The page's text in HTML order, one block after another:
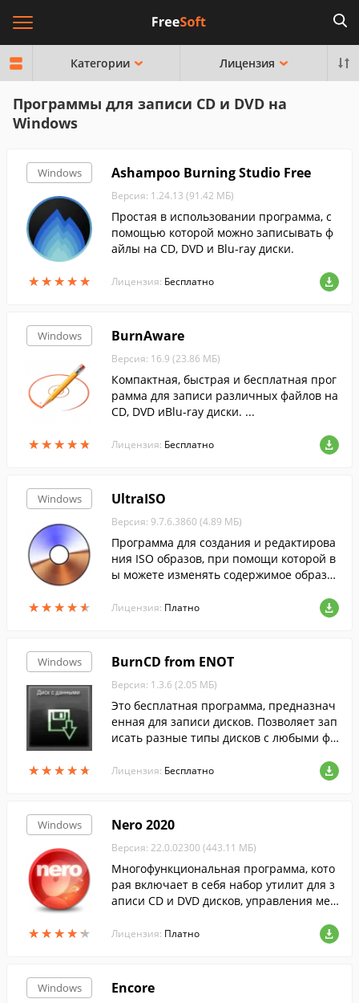
Категории Лицензия
Программы для записи CD и DVD на
Windows
Windows
★★★★★
★★★★★
Ashampoo Burning Studio Free
Версия: 1.24.13 (91.42 МБ)
Простая в использовании программа, с
помощью которой можно записывать ф
айлы на CD, DVD и Blu-ray диски.
Лицензия: Бесплатно
Windows
★★★★★
★★★★★
BurnAware
Версия: 16.9 (23.86 МБ)
Компактная, быстрая и бесплатная прог
рамма для записи различных файлов на
CD, DVD иBlu-ray диски. ...
Лицензия: Бесплатно
Windows
★★★★★
★★★★★
UltraISO
Версия: 9.7.6.3860 (4.89 МБ)
Программа для создания и редактирова
ния ISO образов, при помощи которой в
ы можете изменять содержимое образо
ь ISO-файлы с жесткого диска.
Лицензия: Платно
Windows
★★★★★
★★★★★
BurnCD from ENOT
Версия: 1.3.6 (2.05 МБ)
Это бесплатная программа, предназнач
енная для записи дисков. Позволяет зап
исать разные типы дисков с любыми фа
Лицензия: Бесплатно
Windows
★★★★★
★★★★★
Nero 2020
Версия: 22.0.02300 (443.11 МБ)
Многофункциональная программа, кото
рая включает в себя набор утилит для з
аписи CD и DVD дисков, управления мед
ий файлов, клонирования дисков и т.д.
Лицензия: Платно
Windows Encore